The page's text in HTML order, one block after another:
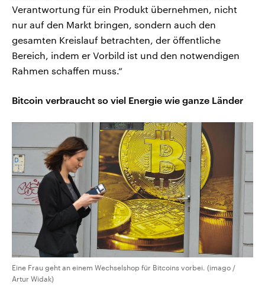
Verantwortung für ein Produkt übernehmen, nicht
nur auf den Markt bringen, sondern auch den
gesamten Kreislauf betrachten, der öffentliche
Bereich, indem er Vorbild ist und den notwendigen
Rahmen schaffen muss.“
Bitcoin verbraucht so viel Energie wie ganze Länder
Eine Frau geht an einem Wechselshop für Bitcoins vorbei. (imago /
Artur Widak)